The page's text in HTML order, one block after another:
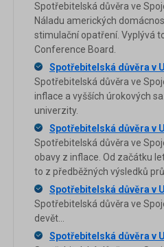
Spotřebitelská důvěra ve
Náladu amerických
stimulační opatření. Vyplývá
Conference Board.
Spotřebitelská důvěra v
Spotřebitelská důvěra ve
inflace a vyšších úrokových
univerzity.
Spotřebitelská důvěra v
Spotřebitelská důvěra ve
obavy z inflace. Od začátku
to z předběžných výsledků
Spotřebitelská důvěra v
Spotřebitelská důvěra ve
devět...
Spotřebitelská důvěra v